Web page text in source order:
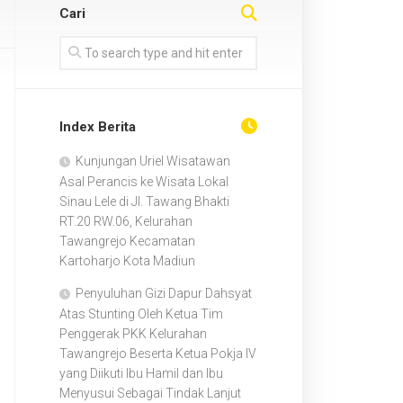
Kelurahan
Kelun
Kelurahan
Rejomulyo
Kelurahan
Tawangrejo
Klegen
Kelurahan
Oro-
Oro
Ombo
Cari
Index Berita
Kunjungan Uriel Wisatawan
Asal Perancis ke Wisata Lokal
Sinau Lele di Jl. Tawang Bhakti
RT.20 RW.06, Kelurahan
Tawangrejo Kecamatan
Kartoharjo Kota Madiun
Penyuluhan Gizi Dapur Dahsyat
Atas Stunting Oleh Ketua Tim
Penggerak PKK Kelurahan
Tawangrejo Beserta Ketua Pokja IV
yang Diikuti Ibu Hamil dan Ibu
Menyusui Sebagai Tindak Lanjut